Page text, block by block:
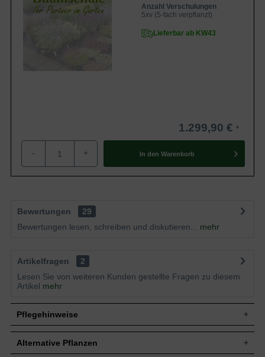
Anzahl Verschulungen
5xv (5-fach verpflanzt)
Lieferbar ab KW43
1.299,90 €
- + In den Warenkorb
Bewertungen
29
Bewertungen lesen, schreiben und diskutieren...
mehr
Artikelfragen
2
Lesen Sie von weiteren Kunden gestellte Fragen zu diesem
Artikel mehr
Pflegehinweise
Alternative Pflanzen